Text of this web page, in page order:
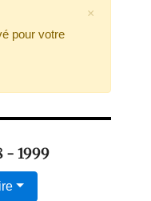
pour votre
×
- 1999